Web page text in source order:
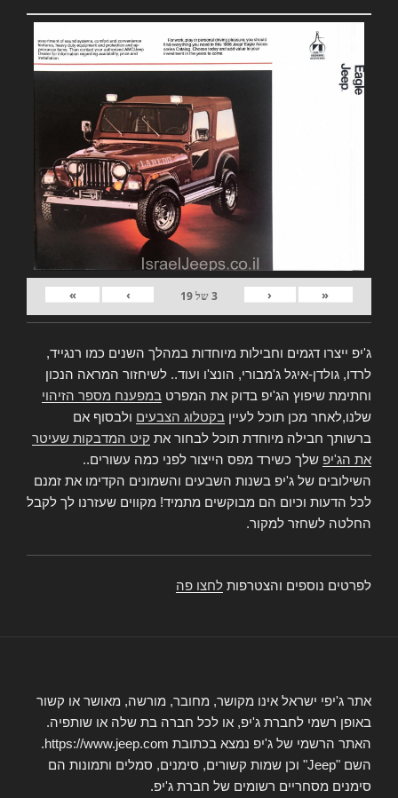
«
‹
3של19
›
»
ג'יפ ייצרו דגמים וחבילות מיוחדות במהלך השנים כמו רנגייד,
לרדו, גולדן-איגל ג'מבורי, הונצ'ו ועוד.. לשיחזור המראה הנכון
וחתימת שיפוץ הג'יפ בדוק את המפרט במפענח מספר הזיהוי
שלנו,לאחר מכן תוכל לעיין בקטלוג הצבעים ולבסוף אם
ברשותך חבילה מיוחדת תוכל לבחור את קיט המדבקות שעיטר
את הג'יפ שלך כשירד מפס הייצור לפני כמה עשורים..
השילובים של ג'יפ בשנות השבעים והשמונים הקדימו את זמנם
לכל הדעות וכיום הם מבוקשים מתמיד! מקווים שעזרנו לך לקבל
החלטה לשחזר למקור.
לפרטים נוספים והצטרפות לחצו פה
אתר ג'יפי ישראל אינו מקושר, מחובר, מורשה, מאושר או קשור
באופן רשמי לחברת ג'יפ, או לכל חברה בת שלה או שותפיה.
האתר הרשמי של ג'יפ נמצא בכתובת https://www.jeep.com.
השם "Jeep" וכן שמות קשורים, סימנים, סמלים ותמונות הם
סימנים מסחריים רשומים של חברת ג'יפ.